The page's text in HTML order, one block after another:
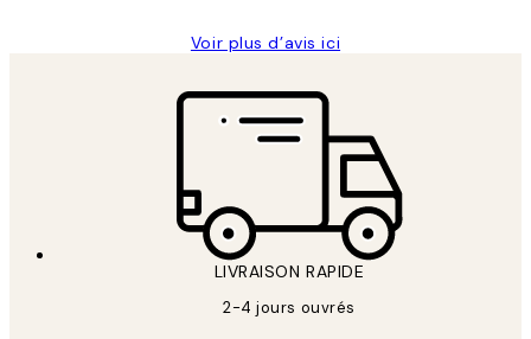
Voir plus d’avis ici
LIVRAISON RAPIDE
2-4 jours ouvrés